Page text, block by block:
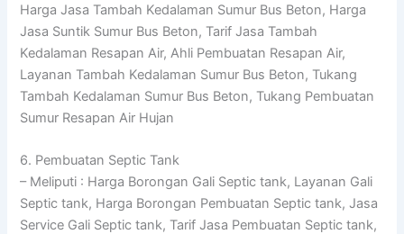
Harga Jasa Tambah Kedalaman Sumur Bus Beton, Harga
Jasa Suntik Sumur Bus Beton, Tarif Jasa Tambah
Kedalaman Resapan Air, Ahli Pembuatan Resapan Air,
Layanan Tambah Kedalaman Sumur Bus Beton, Tukang
Tambah Kedalaman Sumur Bus Beton, Tukang Pembuatan
Sumur Resapan Air Hujan
6. Pembuatan Septic Tank
– Meliputi : Harga Borongan Gali Septic tank, Layanan Gali
Septic tank, Harga Borongan Pembuatan Septic tank, Jasa
Service Gali Septic tank, Tarif Jasa Pembuatan Septic tank,